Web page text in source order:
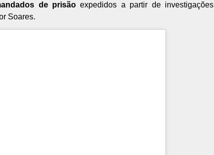
de prisão expedidos a partir de investigações
Soares.